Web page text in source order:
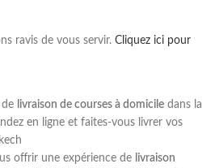
ravis de vous servir. Cliquez ici pour
livraison de courses à domicile dans la
en ligne et faites-vous livrer vos
offrir une expérience de livraison